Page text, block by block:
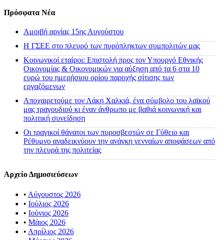
Πρόσφατα Νέα
Αμοιβή αργίας 15ης Αυγούστου
H ΓΣΕΕ στο πλευρό των πυρόπληκτων συμπολιτών μας
Κοινωνικοί εταίροι: Επιστολή προς τον Υπουργό Εθνικής
Οικονομίας & Οικονομικών για αύξηση από τα 6 στα 10
ευρώ του ημερήσιου ορίου παροχής σίτισης των
εργαζόμενων
Αποχαιρετούμε τον Λάκη Χαλκιά, ένα σύμβολο του λαϊκού
μας τραγουδιού κι έναν άνθρωπο με βαθιά κοινωνική και
πολιτική συνείδηση
Οι τραγικοί θάνατοι των πυροσβεστών σε Γύθειο και
Ρέθυμνο αναδεικνύουν την ανάγκη γενναίων αποφάσεων από
την πλευρά της πολιτείας
Αρχείο Δημοσιεύσεων
• Αύγουστος 2026
• Ιούλιος 2026
• Ιούνιος 2026
• Μάιος 2026
• Απρίλιος 2026